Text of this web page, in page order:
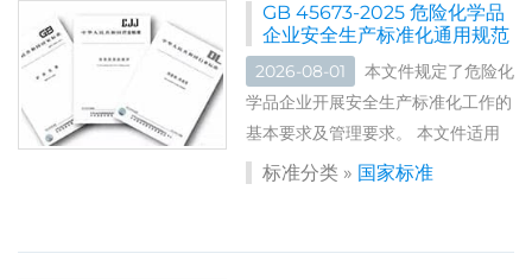
GB 45673-2025 危险化学品
企业安全生产标准化通用规范
2026-08-01
本文件规定了危险化
学品企业开展安全生产标准化工作的
基本要求及管理要求。 本文件适用
于危险化学品生产企业、使用危险化
业)。 标准编号：GB...
标准分类 » 国家标准